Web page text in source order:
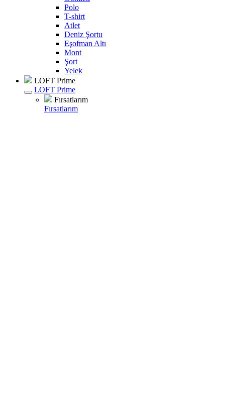
Polo
T-shirt
Atlet
Deniz Şortu
Eşofman Altı
Mont
Şort
Yelek
LOFT Prime
LOFT Prime
Fırsatlarım
Fırsatlarım